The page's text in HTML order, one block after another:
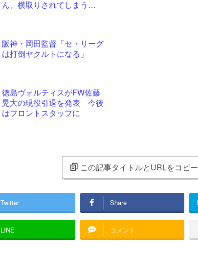
ん、横取りされてしまう…
阪神・岡田監督「セ・リーグ
は打倒ヤクルトになる」
徳島ヴォルティスがFW佐藤
晃大の現役引退を発表 今後
はフロントスタッフに
この記事タイトルとURLをコピー
Twitter Share
LINE コメント